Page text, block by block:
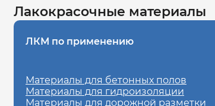
Лакокрасочные материалы
ЛКМ по применению
Материалы для бетонных полов
Материалы для гидроизоляции
Материалы для дорожной разметки